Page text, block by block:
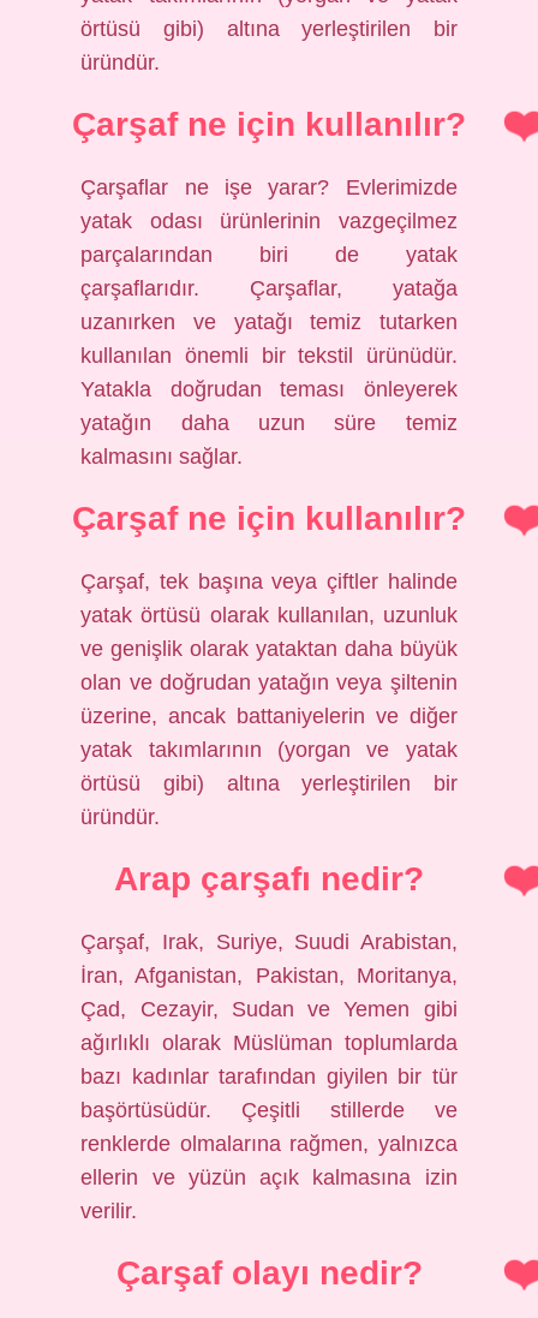
örtüsü gibi) altına yerleştirilen bir
üründür.
Çarşaf ne için kullanılır?
Çarşaflar ne işe yarar? Evlerimizde
yatak odası ürünlerinin vazgeçilmez
parçalarından biri de yatak
çarşaflarıdır. Çarşaflar, yatağa
uzanırken ve yatağı temiz tutarken
kullanılan önemli bir tekstil ürünüdür.
Yatakla doğrudan teması önleyerek
yatağın daha uzun süre temiz
kalmasını sağlar.
Çarşaf ne için kullanılır?
Çarşaf, tek başına veya çiftler halinde
yatak örtüsü olarak kullanılan, uzunluk
ve genişlik olarak yataktan daha büyük
olan ve doğrudan yatağın veya şiltenin
üzerine, ancak battaniyelerin ve diğer
yatak takımlarının (yorgan ve yatak
örtüsü gibi) altına yerleştirilen bir
üründür.
Arap çarşafı nedir?
Çarşaf, Irak, Suriye, Suudi Arabistan,
İran, Afganistan, Pakistan, Moritanya,
Çad, Cezayir, Sudan ve Yemen gibi
ağırlıklı olarak Müslüman toplumlarda
bazı kadınlar tarafından giyilen bir tür
başörtüsüdür. Çeşitli stillerde ve
renklerde olmalarına rağmen, yalnızca
ellerin ve yüzün açık kalmasına izin
verilir.
Çarşaf olayı nedir?